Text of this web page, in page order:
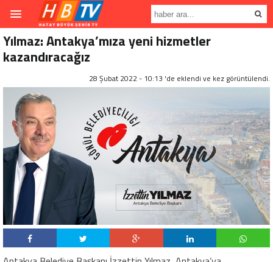
Yılmaz: Antakya’mıza yeni hizmetler
kazandıracağız
28 Şubat 2022 - 10:13 'de eklendi ve kez görüntülendi.